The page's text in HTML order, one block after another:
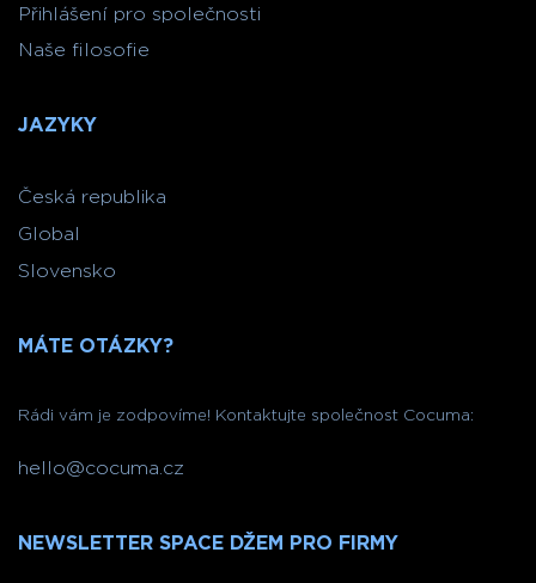
Přihlášení pro společnosti
Naše filosofie
JAZYKY
Česká republika
Global
Slovensko
MÁTE OTÁZKY?
Rádi vám je zodpovíme! Kontaktujte společnost Cocuma:
hello@cocuma.cz
NEWSLETTER SPACE DŽEM PRO FIRMY